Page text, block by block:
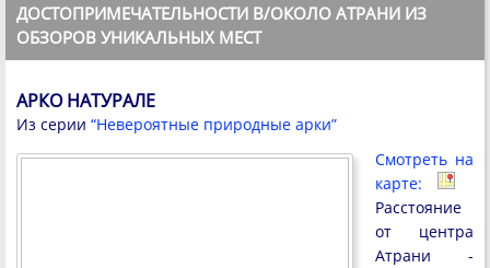
ДОСТОПРИМЕЧАТЕЛЬНОСТИ В/ОКОЛО АТРАНИ ИЗ
ОБЗОРОВ УНИКАЛЬНЫХ МЕСТ
АРКО НАТУРАЛЕ
Из серии “Невероятные природные арки”
Смотреть на
карте:
Расстояние
от центра
Атрани -